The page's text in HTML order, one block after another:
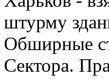
штурму
Обширные
Сектора.